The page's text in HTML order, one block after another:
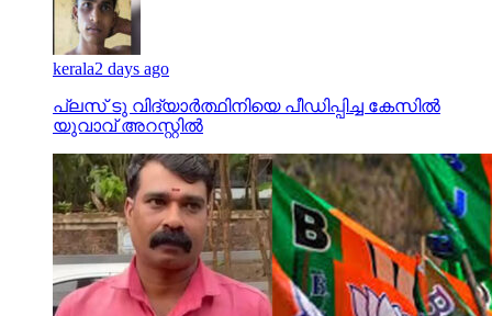
kerala2 days ago
പ്ലസ് ടു വിദ്യാര്‍ത്ഥിനിയെ പീഡിപ്പിച്ച കേസില്‍
യുവാവ് അറസ്റ്റില്‍